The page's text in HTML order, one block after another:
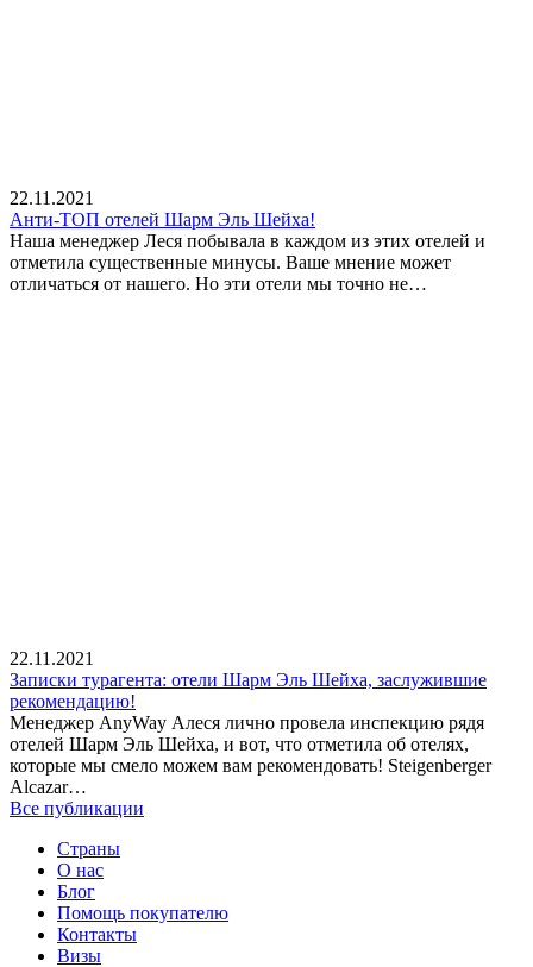
22.11.2021
Анти-ТОП отелей Шарм Эль Шейха!
Наша менеджер Леся побывала в каждом из этих отелей и
отметила существенные минусы. Ваше мнение может
отличаться от нашего. Но эти отели мы точно не…
22.11.2021
Записки турагента: отели Шарм Эль Шейха, заслужившие
рекомендацию!
Менеджер AnyWay Алеся лично провела инспекцию рядя
отелей Шарм Эль Шейха, и вот, что отметила об отелях,
которые мы смело можем вам рекомендовать! Steigenberger
Alcazar…
Все публикации
Страны
О нас
Блог
Помощь покупателю
Контакты
Визы